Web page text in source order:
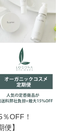
OFF！
便】